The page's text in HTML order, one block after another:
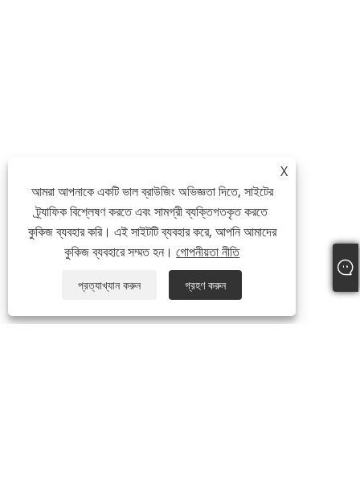
X
আমরা আপনাকে একটি ভাল ব্রাউজিং অভিজ্ঞতা দিতে, সাইটের
ট্র্যাফিক বিশ্লেষণ করতে এবং সামগ্রী ব্যক্তিগতকৃত করতে
কুকিজ ব্যবহার করি। এই সাইটটি ব্যবহার করে, আপনি আমাদের
কুকিজ ব্যবহারে সম্মত হন।গোপনীয়তা নীতি
প্রত্যাখ্যান করুন গ্রহণ করুন